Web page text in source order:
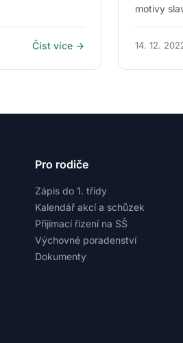
Číst více →
motivy
14. 12.
Pro rodiče
Zápis do 1. třídy
Kalendář akcí a schůzek
Přijímací řízení na SŠ
Výchovné poradenství
Dokumenty